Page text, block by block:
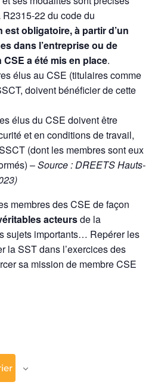
22 du code du
est obligatoire, à partir d’un
dans l’entreprise ou de
a été mis en place.
élus au CSE (titulaires comme
doivent bénéficier de cette
élus du CSE doivent être
et en conditions de travail,
(dont les membres sont eux
–Source : DREETS Hauts-
membres des CSE de façon
acteursde la
sujets importants… Repérer les
la SST dans l’exercices des
sa mission de membre CSE